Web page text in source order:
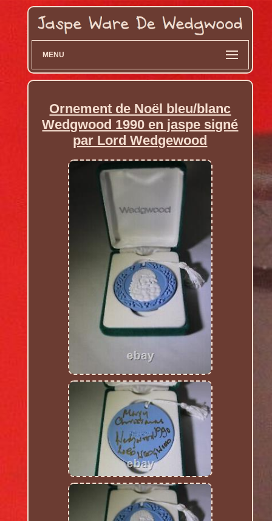
MENU
Ornement de Noël bleu/blanc
Wedgwood 1990 en jaspe signé
par Lord Wedgewood